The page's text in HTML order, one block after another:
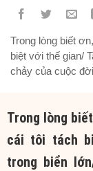
Trong lòng biết
biệt với thế gian/
chảy của cuộc
Trong lòng
cái tôi tách
trong biển